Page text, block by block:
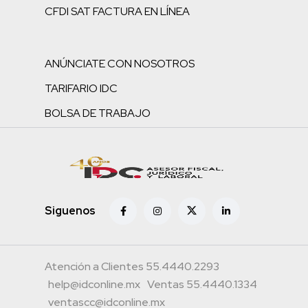
CFDI SAT FACTURA EN LÍNEA
ANÚNCIATE CON NOSOTROS
TARIFARIO IDC
BOLSA DE TRABAJO
Siguenos
Atención a Clientes 55.4440.2293
help@idconline.mx Ventas 55.4440.1334
ventascc@idconline.mx